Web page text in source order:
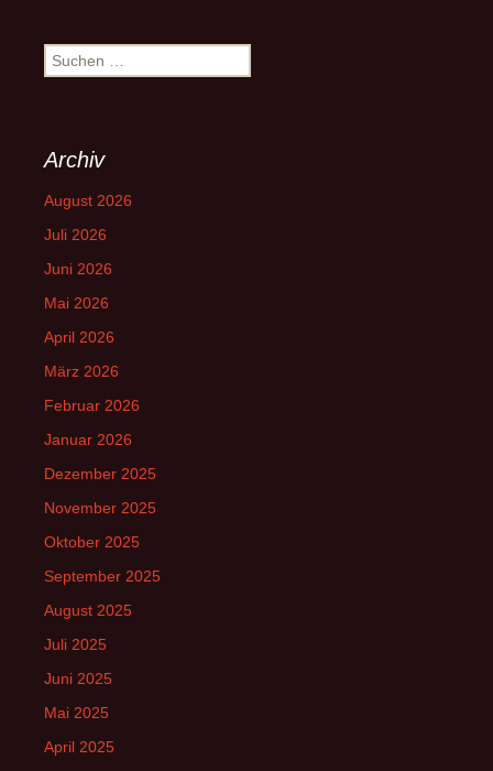
Suchen
nach:
Archiv
August 2026
Juli 2026
Juni 2026
Mai 2026
April 2026
März 2026
Februar 2026
Januar 2026
Dezember 2025
November 2025
Oktober 2025
September 2025
August 2025
Juli 2025
Juni 2025
Mai 2025
April 2025